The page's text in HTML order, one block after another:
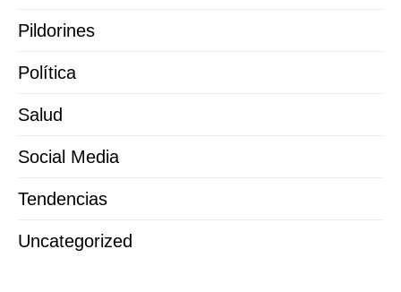
Pildorines
Política
Salud
Social Media
Tendencias
Uncategorized